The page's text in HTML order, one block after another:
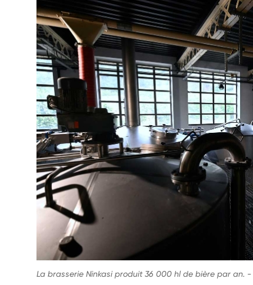
La brasserie Ninkasi produit 36 000 hl de bière par an. -